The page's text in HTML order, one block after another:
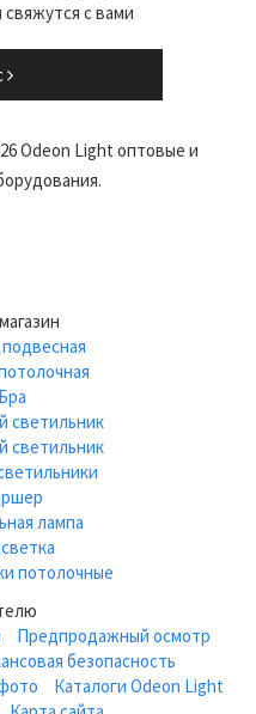
с вами
Odeon Light оптовые и
Бра
светильник
светильник
лампа
потолочные
Предпродажный осмотр
безопасность
Каталоги Odeon Light